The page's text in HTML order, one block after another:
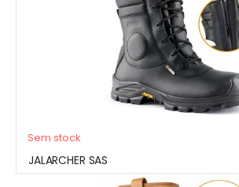
Sem stock
JALARCHER SAS